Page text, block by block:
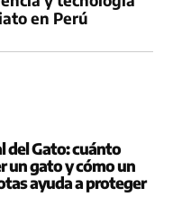
en Perú
del Gato: cuánto
un gato y cómo un
ayuda a proteger